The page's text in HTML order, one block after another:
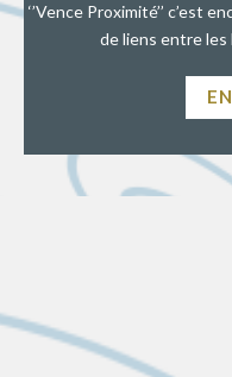
‘’Vence Proximité’’ c’est
de liens entre